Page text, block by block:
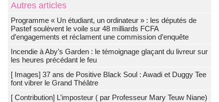
Autres articles
Programme « Un étudiant, un ordinateur » : les députés de
Pastef soulèvent le voile sur 48 milliards FCFA
d’engagements et réclament une commission d’enquête
Incendie à Aby’s Garden : le témoignage glaçant du livreur sur
les heures précédant le feu
[ Images] 37 ans de Positive Black Soul : Awadi et Duggy Tee
font vibrer le Grand Théâtre
[ Contribution] L’imposteur ( par Professeur Mary Teuw Niane)